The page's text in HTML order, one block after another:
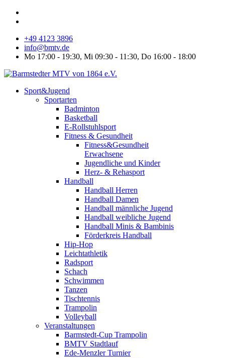
+49 4123 3896
info@bmtv.de
Mo 17:00 - 19:30, Mi 09:30 - 11:30, Do 16:00 - 18:00
Sport&Jugend
Sportarten
Badminton
Basketball
E-Rollstuhlsport
Fitness & Gesundheit
Fitness&Gesundheit
Erwachsene
Jugendliche und Kinder
Herz- & Rehasport
Handball
Handball Herren
Handball Damen
Handball männliche Jugend
Handball weibliche Jugend
Handball Minis & Bambinis
Förderkreis Handball
Hip-Hop
Leichtathletik
Radsport
Schach
Schwimmen
Tanzen
Tischtennis
Trampolin
Volleyball
Veranstaltungen
Barmstedt-Cup Trampolin
BMTV Stadtlauf
Ede-Menzler Turnier